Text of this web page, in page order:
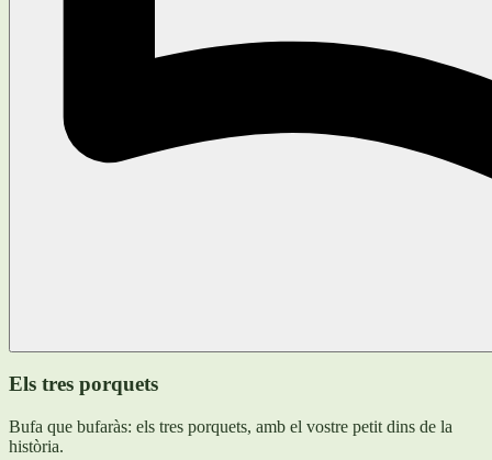
Els tres porquets
Bufa que bufaràs: els tres porquets, amb el vostre petit dins de la
història.